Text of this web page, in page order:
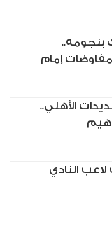
بنجومه..
إمام
الأهلي..
النادي